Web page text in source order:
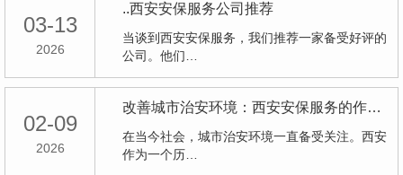
03-13
2026
..西安安保服务公司推荐
当谈到西安安保服务，我们推荐一家备受好评的
公司。他们…
02-09
2026
改善城市治安环境：西安安保服务的作用与挑战
在当今社会，城市治安环境一直备受关注。西安
作为一个历…